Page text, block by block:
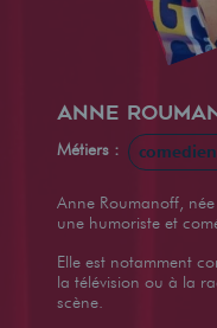
Anne
Métiers :
Anne Roumanoff,
une humoriste et
Elle est notamment
la télévision ou à la
scène.